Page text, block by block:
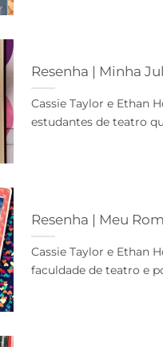
Resenha | Minha
Cassie Taylor e Ethan
estudantes de teatro
Resenha | Meu
Cassie Taylor e Ethan
faculdade de teatro e